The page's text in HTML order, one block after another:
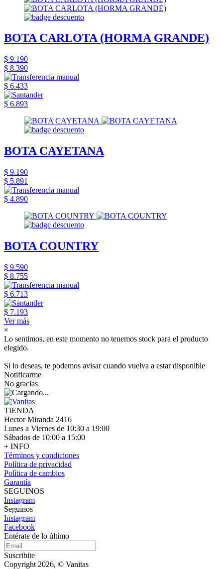
BOTA CARLOTA (HORMA GRANDE)
$ 9.190
$ 8.390
$ 6.433
$ 6.893
BOTA CAYETANA
$ 9.190
$ 5.891
$ 4.890
BOTA COUNTRY
$ 9.590
$ 8.755
$ 6.713
$ 7.193
Ver más
×
Lo sentimos, en este momento no tenemos stock para el producto
elegido.
Si lo deseas, te podemos avisar cuando vuelva a estar disponible
Notificarme
No gracias
TIENDA
Hector Miranda 2416
Lunes a Viernes de 10:30 a 19:00
Sábados de 10:00 a 15:00
+ INFO
Términos y condiciones
Política de privacidad
Política de cambios
Garantía
SEGUINOS
Instagram
Seguinos
Instagram
Facebook
Entérate de lo último
Suscribite
Copyright 2026, © Vanitas